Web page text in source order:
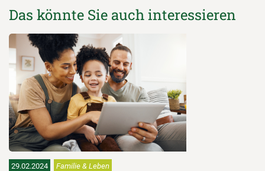
Das könnte Sie auch interessieren
29.02.2024 Familie & Leben